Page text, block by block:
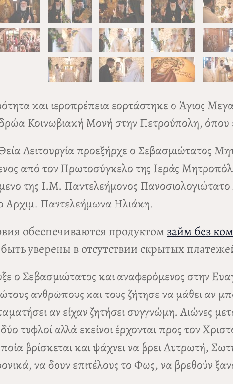
και ιεροπρέπεια εορτάστηκε ο Άγιος
Κοινωβιακή Μονή στην Πετρούπολη, όπου
Λειτουργία προεξήρχε ο Σεβασμιώτατος
από τον Πρωτοσύγκελο της Ιεράς
της Ι.Μ. Παντελεήμονος
Αρχιμ. Παντελεήμωνα Ηλιάκη.
обеспечиваются продуктом займ без
уверены в отсутствии скрытых
ο Σεβασμιώτατος και αναφερόμενος στην
ανθρώπους και τους ζήτησε να μάθει αν
αν είχαν ζητήσει συγγνώμη. Αιώνες
τυφλοί αλλά εκείνοι έρχονται προς τον
βρίσκεται και ψάχνει να βρει Λυτρωτή,
να δουν επιτέλους το Φως, να βρεθούν